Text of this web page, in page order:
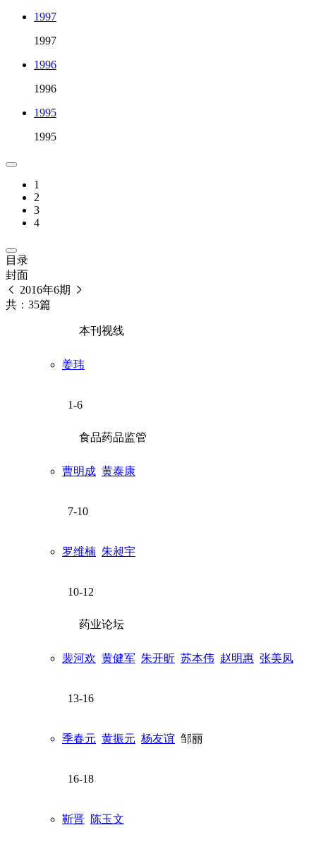
1997
1997
1996
1996
1995
1995
1
2
3
4
目录
封面
2016年6期
共：35篇
本刊视线
姜玮
1-6
食品药品监管
曹明成 黄泰康
7-10
罗维楠 朱昶宇
10-12
药业论坛
裴河欢 黄健军 朱开昕 苏本伟 赵明惠 张美凤
13-16
季春元 黄振元 杨友谊 邹丽
16-18
靳晋 陈玉文